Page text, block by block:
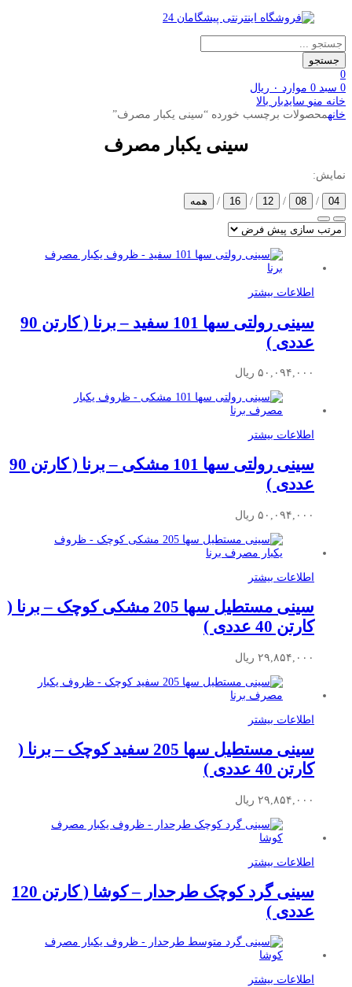
Products
search
جستجو
0
0 سبد 0 موارد ۰ ریال
خانه منو سایدبار بالا
خانهمحصولات برچسب خورده “سینی یکبار مصرف”
سینی یکبار مصرف
نمایش:
04
/
08
/
12
/
16
/ همه
اطلاعات بیشتر
سینی رولتی سها 101 سفید – برنا ( کارتن 90
عددی )
۵۰,۰۹۴,۰۰۰ ریال
اطلاعات بیشتر
سینی رولتی سها 101 مشکی – برنا ( کارتن 90
عددی )
۵۰,۰۹۴,۰۰۰ ریال
اطلاعات بیشتر
سینی مستطیل سها 205 مشکی کوچک – برنا (
کارتن 40 عددی )
۲۹,۸۵۴,۰۰۰ ریال
اطلاعات بیشتر
سینی مستطیل سها 205 سفید کوچک – برنا (
کارتن 40 عددی )
۲۹,۸۵۴,۰۰۰ ریال
اطلاعات بیشتر
سینی گرد کوچک طرحدار – کوشا ( کارتن 120
عددی )
اطلاعات بیشتر